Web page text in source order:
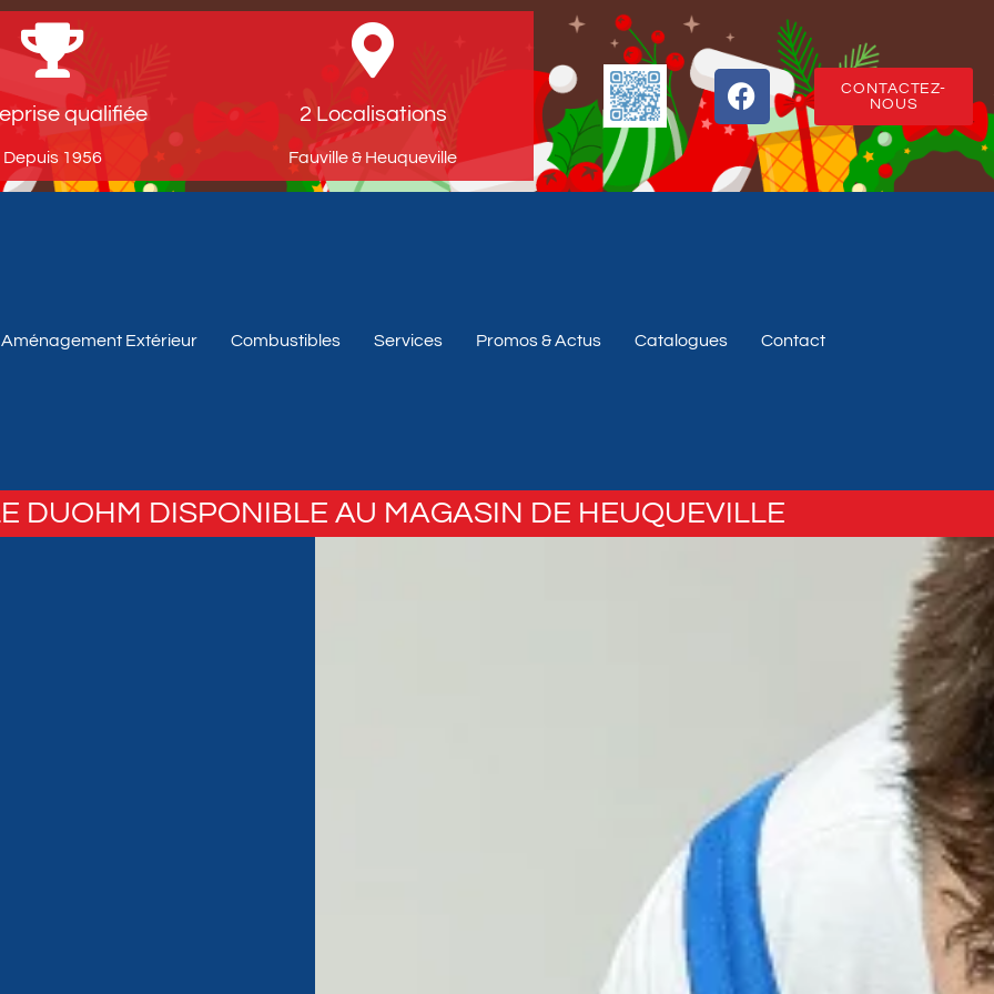
qualifiée
Depuis 1956​
2 Localisations
Fauville & Heuqueville​
CONTACTEZ-
NOUS
Aménagement Extérieur Combustibles Services Promos & Actus Catalogues Contact
DUOHM DISPONIBLE AU MAGASIN DE HEUQUEVILLE